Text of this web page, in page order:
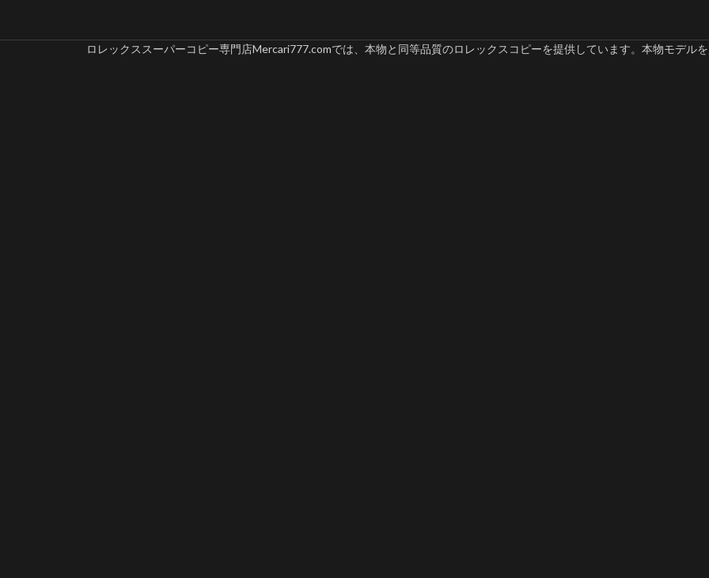
ロレックススーパーコピー専門店Mercari777.comでは、本物と同等品質のロレックスコピーを提供しています。本物モデル